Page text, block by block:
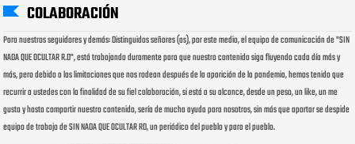
COLABORACIÓN
Para nuestros seguidores y demás: Distinguidos señores (as), por este medio, el equipo de comunicación de "SIN
NADA QUE OCULTAR R.D", está trabajando duramente para que nuestro contenido siga fluyendo cada día más y
más, pero debido a las limitaciones que nos rodean después de la aparición de la pandemia, hemos tenido que
recurrir a ustedes con la finalidad de su fiel colaboración, si está a su alcance, desde un peso, un like, un me
gusta y hasta compartir nuestro contenido, sería de mucha ayuda para nosotros, sin más que aportar se despide
equipo de trabajo de SIN NADA QUE OCULTAR RD, un periódico del pueblo y para el pueblo.